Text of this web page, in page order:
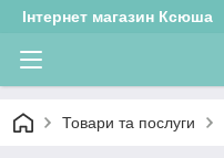
Інтернет магазин Ксюша
Товари та послуги